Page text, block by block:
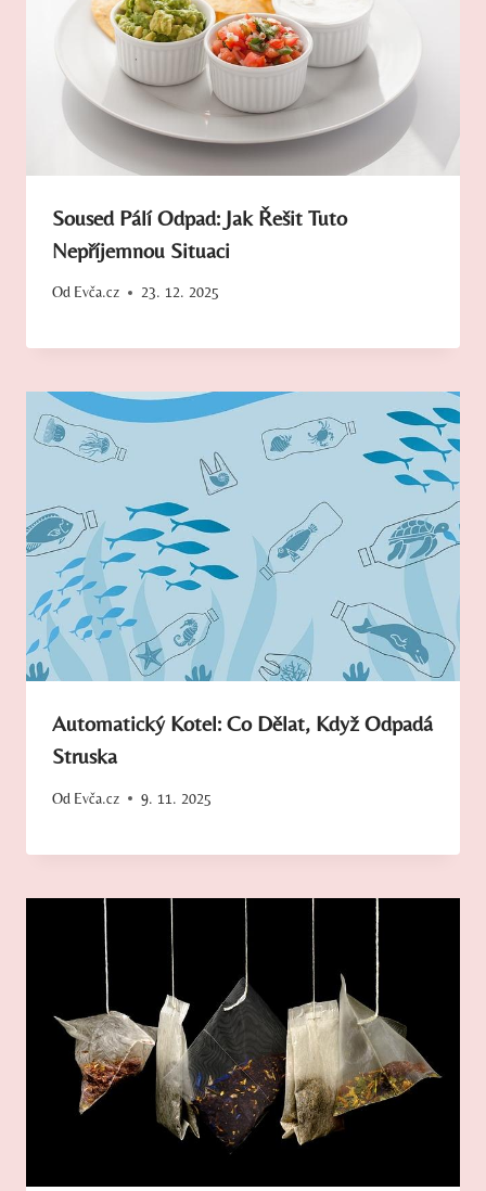
Soused Pálí Odpad: Jak Řešit Tuto
Nepříjemnou Situaci
Od Evča.cz 23. 12. 2025
Automatický Kotel: Co Dělat, Když Odpadá
Struska
Od Evča.cz 9. 11. 2025